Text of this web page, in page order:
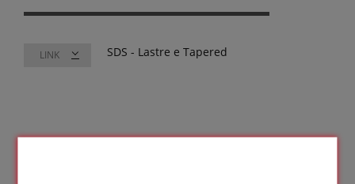
LINK SDS - Lastre e Tapered